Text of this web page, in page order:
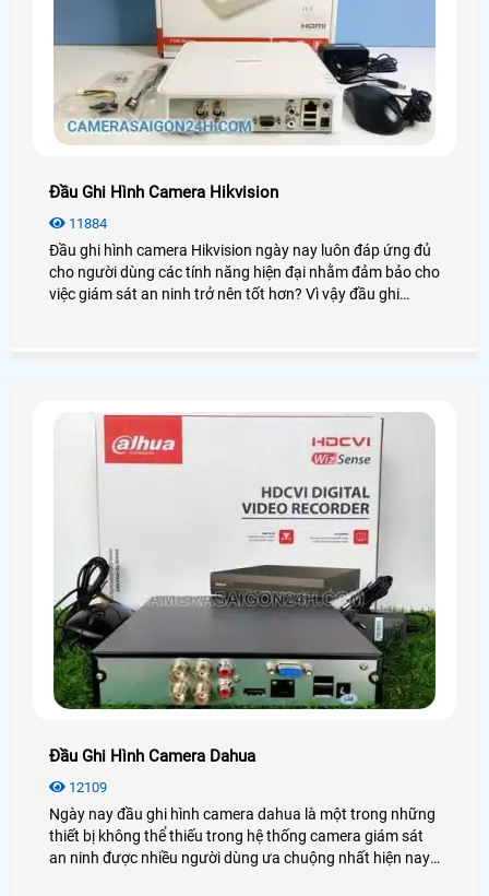
Đầu Ghi Hình Camera Hikvision
11884
Đầu ghi hình camera Hikvision ngày nay luôn đáp ứng đủ
cho người dùng các tính năng hiện đại nhằm đảm bảo cho
việc giám sát an ninh trở nên tốt hơn? Vì vậy đầu ghi
Đầu Ghi Hình Camera Dahua
12109
Ngày nay đầu ghi hình camera dahua là một trong những
thiết bị không thể thiếu trong hệ thống camera giám sát
an ninh được nhiều người dùng ưa chuộng nhất hiện nay.